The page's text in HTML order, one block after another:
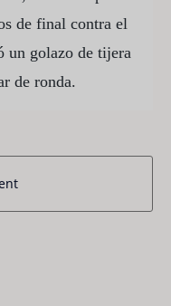
de final contra el
un golazo de tijera
de ronda.